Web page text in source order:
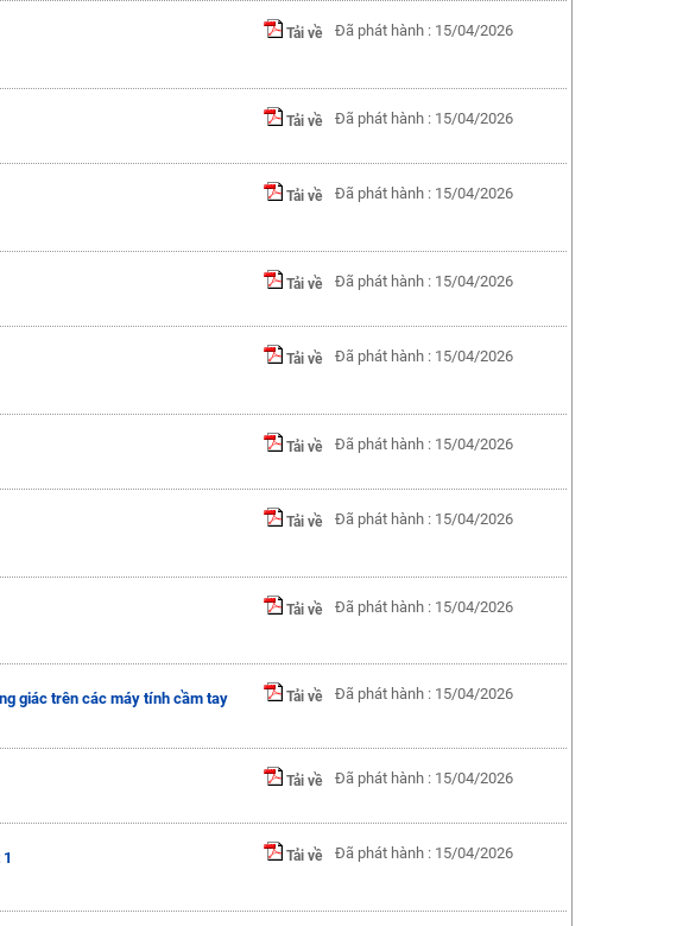
Tải về Đã phát hành : 15/04/2026
Tải về Đã phát hành : 15/04/2026
Tải về Đã phát hành : 15/04/2026
Tải về Đã phát hành : 15/04/2026
Tải về Đã phát hành : 15/04/2026
Tải về Đã phát hành : 15/04/2026
Tải về Đã phát hành : 15/04/2026
Tải về Đã phát hành : 15/04/2026
giác trên các máy tính cầm tay
Tải về Đã phát hành : 15/04/2026
Tải về Đã phát hành : 15/04/2026
Tải về Đã phát hành : 15/04/2026